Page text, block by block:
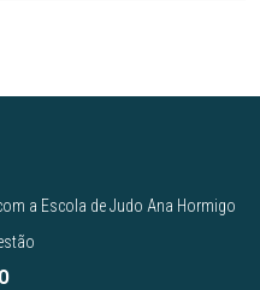
a Escola de Judo Ana Hormigo